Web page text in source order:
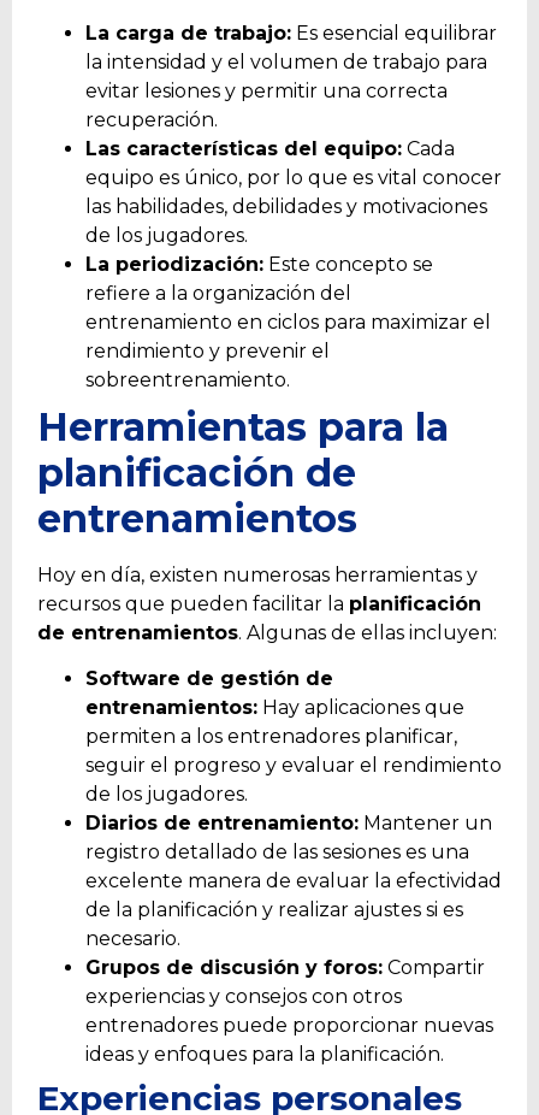
La carga de trabajo: Es esencial equilibrar
la intensidad y el volumen de trabajo para
evitar lesiones y permitir una correcta
recuperación.
Las características del equipo: Cada
equipo es único, por lo que es vital conocer
las habilidades, debilidades y motivaciones
de los jugadores.
La periodización: Este concepto se
refiere a la organización del
entrenamiento en ciclos para maximizar el
rendimiento y prevenir el
sobreentrenamiento.
Herramientas para la
planificación de
entrenamientos
Hoy en día, existen numerosas herramientas y
recursos que pueden facilitar la planificación
de entrenamientos. Algunas de ellas incluyen:
Software de gestión de
entrenamientos: Hay aplicaciones que
permiten a los entrenadores planificar,
seguir el progreso y evaluar el rendimiento
de los jugadores.
Diarios de entrenamiento: Mantener un
registro detallado de las sesiones es una
excelente manera de evaluar la efectividad
de la planificación y realizar ajustes si es
necesario.
Grupos de discusión y foros: Compartir
experiencias y consejos con otros
entrenadores puede proporcionar nuevas
ideas y enfoques para la planificación.
Experiencias personales